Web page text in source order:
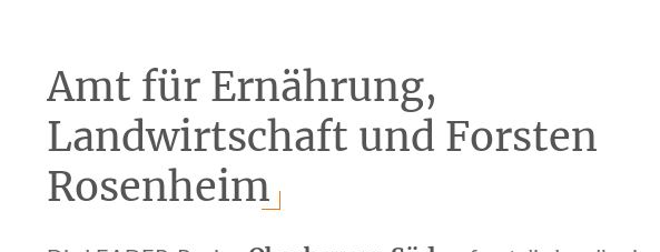
Amt für Ernährung,
Landwirtschaft und Forsten
Rosenheim